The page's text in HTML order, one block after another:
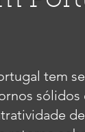
tem